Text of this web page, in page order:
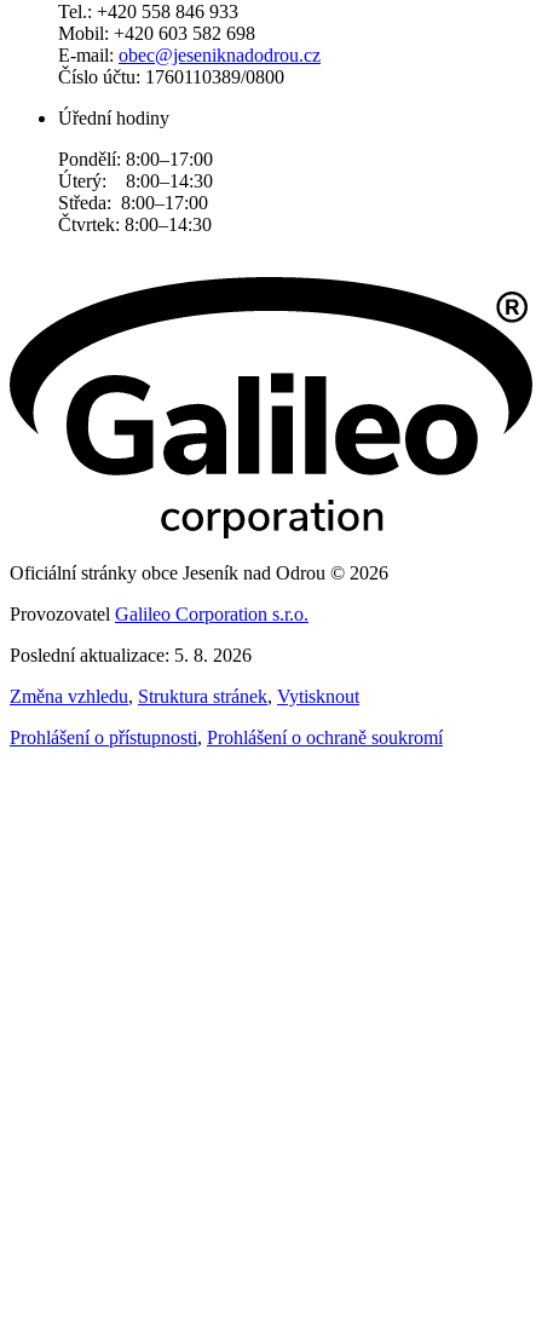
Tel.: +420 558 846 933
Mobil: +420 603 582 698
E-mail: obec@jeseniknadodrou.cz
Číslo účtu: 1760110389/0800
Úřední hodiny
Pondělí: 8:00–17:00
Úterý: 8:00–14:30
Středa: 8:00–17:00
Čtvrtek: 8:00–14:30
Oficiální stránky obce Jeseník nad Odrou © 2026
Provozovatel Galileo Corporation s.r.o.
Poslední aktualizace: 5. 8. 2026
Změna vzhledu, Struktura stránek, Vytisknout
Prohlášení o přístupnosti, Prohlášení o ochraně soukromí